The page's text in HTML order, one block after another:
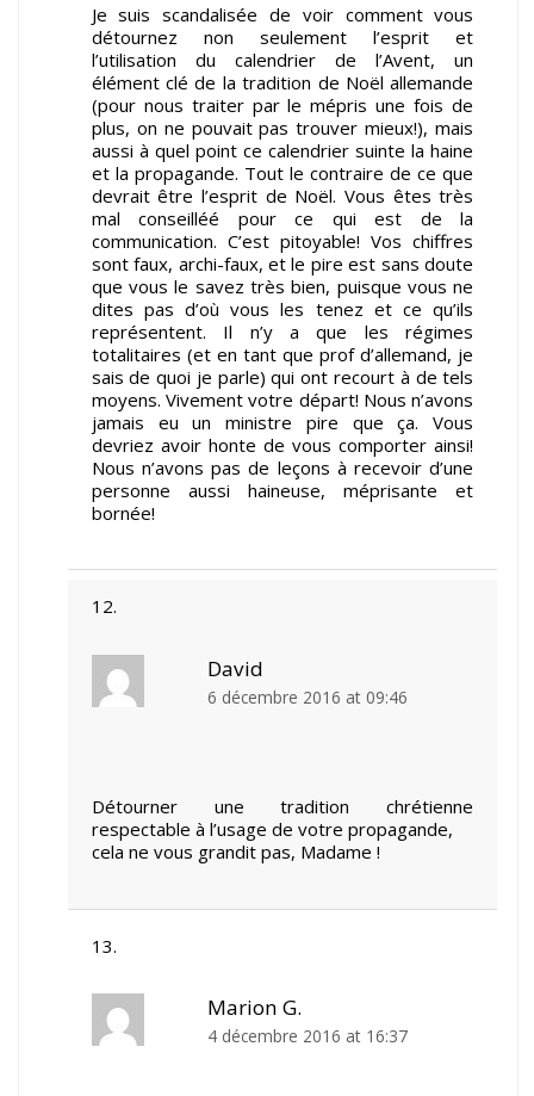
Je suis scandalisée de voir comment vous
détournez non seulement l’esprit et
l’utilisation du calendrier de l’Avent, un
élément clé de la tradition de Noël allemande
(pour nous traiter par le mépris une fois de
plus, on ne pouvait pas trouver mieux!), mais
aussi à quel point ce calendrier suinte la haine
et la propagande. Tout le contraire de ce que
devrait être l’esprit de Noël. Vous êtes très
mal conseilléé pour ce qui est de la
communication. C’est pitoyable! Vos chiffres
sont faux, archi-faux, et le pire est sans doute
que vous le savez très bien, puisque vous ne
dites pas d’où vous les tenez et ce qu’ils
représentent. Il n’y a que les régimes
totalitaires (et en tant que prof d’allemand, je
sais de quoi je parle) qui ont recourt à de tels
moyens. Vivement votre départ! Nous n’avons
jamais eu un ministre pire que ça. Vous
devriez avoir honte de vous comporter ainsi!
Nous n’avons pas de leçons à recevoir d’une
personne aussi haineuse, méprisante et
bornée!
David
6 décembre 2016 at 09:46
Détourner une tradition chrétienne
respectable à l’usage de votre propagande,
cela ne vous grandit pas, Madame !
Marion G.
4 décembre 2016 at 16:37